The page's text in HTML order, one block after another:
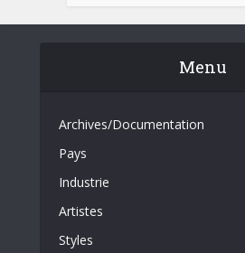
Menu
Archives/Documentation
Pays
Industrie
Artistes
Styles